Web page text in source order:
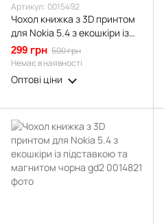
Артикул: 0015492
Чохол книжка з 3D принтом
для Nokia 5.4 з екошкіри із
підставкою та магнитом
чорна gd2
299 грн 500 грн
Немає в наявності
Оптові ціни